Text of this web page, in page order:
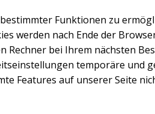
Funktionen zu
werden nach Ende der
bei Ihrem nächsten
temporäre und
Features auf unserer Seite